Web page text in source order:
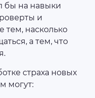
бы на навыки
и
тем, насколько
а тем, что
страха новых
могут: